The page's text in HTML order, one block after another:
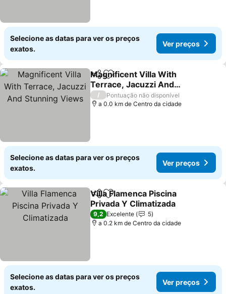
Selecione as datas para ver os preços
exatos.
Ver preços
PartilharAdicionar aos favoritos
Magnificent Villa With
Terrace, Jacuzzi And
Stunning Views
/
Pontuação não disponível
a 0.0 km de Centro da cidade
Selecione as datas para ver os preços
exatos.
Ver preços
PartilharAdicionar aos favoritos
Villa Flamenca Piscina
Privada Y Climatizada
9,2 Excelente
5
a 0.2 km de Centro da cidade
Selecione as datas para ver os preços
exatos.
Ver preços